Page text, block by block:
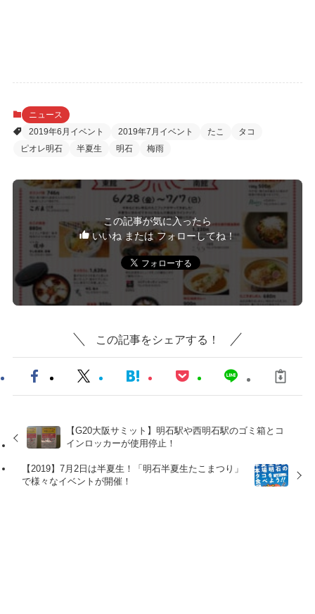
ニュース
2019年6月イベント
2019年7月イベント たこ
タコ
ピオレ明石
半夏生 明石 梅雨
この記事が気に入ったら
いいね または フォローしてね！
この記事をシェアする！
【G20大阪サミット】明石駅や西明石駅のゴミ箱とコ
インロッカーが使用停止！
【2019】7月2日は半夏生！「明石半夏生たこまつり」
で様々なイベントが開催！